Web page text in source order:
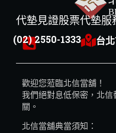
代墊見證股票代墊服
(02) 2550-1333 台
歡迎您蒞臨北信當舖！
我們絕對息低保密，北
關。
北信當舖典當須知：